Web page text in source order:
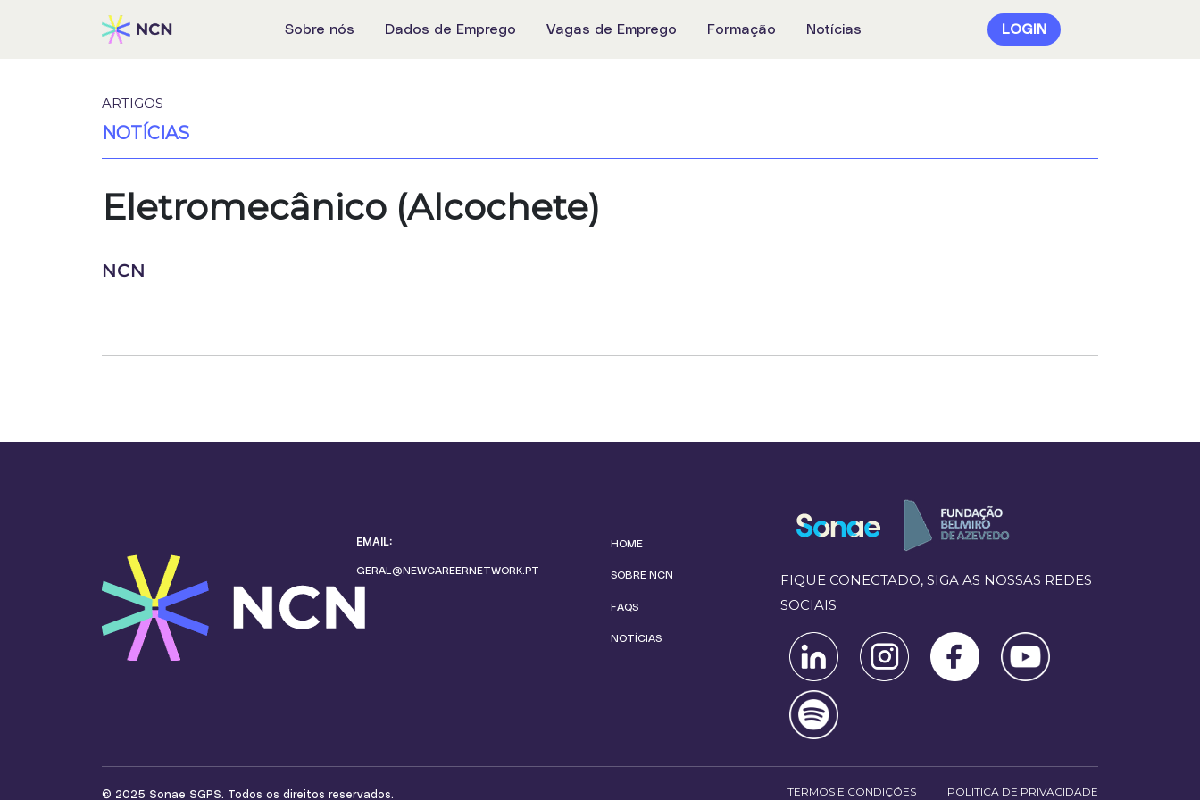
Sobre nós Dados de Emprego Vagas de Emprego Formação Notícias LOGIN
ARTIGOS
NOTÍCIAS
Eletromecânico (Alcochete)
NCN
EMAIL:
GERAL@NEWCAREERNETWORK.PT
HOME
SOBRE NCN
FAQS
NOTÍCIAS
FIQUE CONECTADO, SIGA AS NOSSAS REDES
SOCIAIS
© 2025 Sonae SGPS. Todos os direitos reservados. TERMOS E CONDIÇÕES POLITICA DE PRIVACIDADE